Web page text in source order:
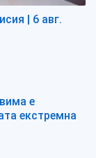
| 6 авг.
е
екстремна